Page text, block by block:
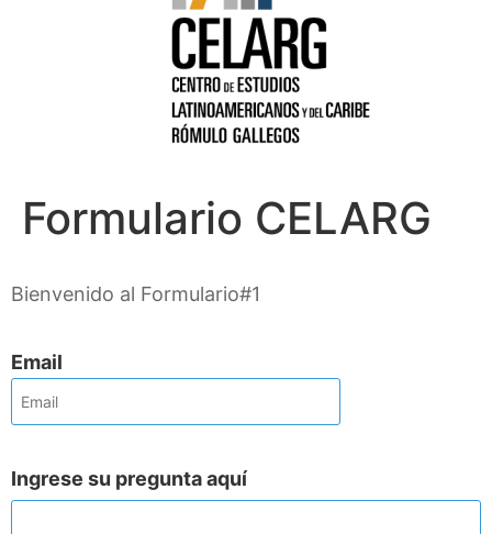
Formulario CELARG
Bienvenido al Formulario#1
Email
Ingrese su pregunta aquí